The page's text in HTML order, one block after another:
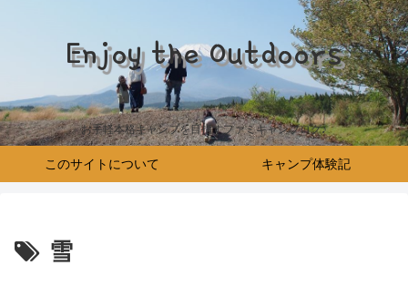
Enjoy the Outdoors
お手軽本格キャンプを目指すファミキャンブログ♪
このサイトについて キャンプ体験記
雪